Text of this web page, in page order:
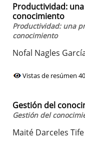
Productividad:
conocimiento
Productividad: una
conocimiento
Nofal Nagles
Vistas de resúmen
Gestión del
Gestión del
Maité Darceles Tife